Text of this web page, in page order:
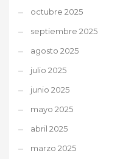
octubre 2025
septiembre 2025
agosto 2025
julio 2025
junio 2025
mayo 2025
abril 2025
marzo 2025